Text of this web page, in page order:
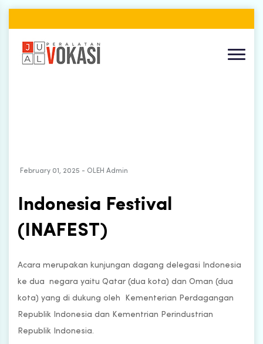
February 01, 2025 - OLEH Admin
Indonesia Festival
(INAFEST)
Acara merupakan kunjungan dagang delegasi Indonesia
ke dua negara yaitu Qatar (dua kota) dan Oman (dua
kota) yang di dukung oleh Kementerian Perdagangan
Republik Indonesia dan Kementrian Perindustrian
Republik Indonesia.